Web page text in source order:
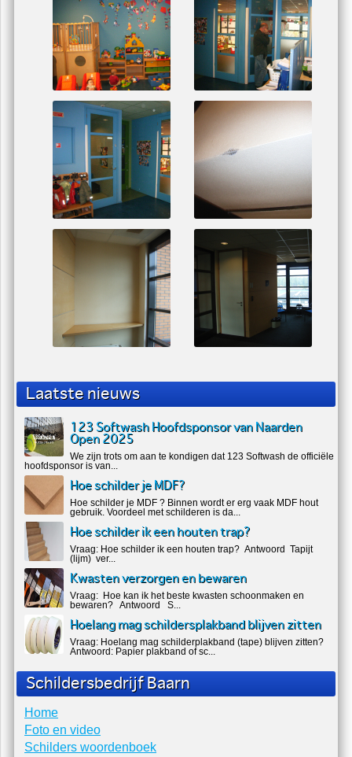
Laatste nieuws
123 Softwash Hoofdsponsor van Naarden
Open 2025
We zijn trots om aan te kondigen dat 123 Softwash de officiële
hoofdsponsor is van...
Hoe schilder je MDF?
Hoe schilder je MDF ? Binnen wordt er erg vaak MDF hout
gebruik. Voordeel met schilderen is da...
Hoe schilder ik een houten trap?
Vraag: Hoe schilder ik een houten trap? Antwoord Tapijt
(lijm) ver...
Kwasten verzorgen en bewaren
Vraag: Hoe kan ik het beste kwasten schoonmaken en
bewaren? Antwoord S...
Hoelang mag schildersplakband blijven zitten
Vraag: Hoelang mag schilderplakband (tape) blijven zitten?
Antwoord: Papier plakband of sc...
Schildersbedrijf Baarn
Home
Foto en video
Schilders woordenboek